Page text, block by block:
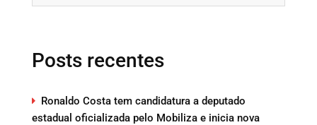
Posts recentes
Ronaldo Costa tem candidatura a deputado
estadual oficializada pelo Mobiliza e inicia nova